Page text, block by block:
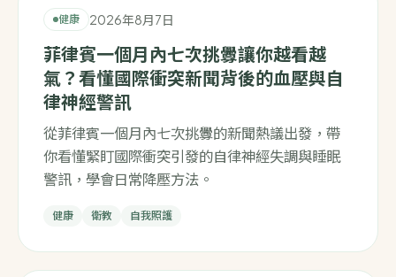
健康 2026年8月7日
菲律賓一個月內七次挑釁讓你越看越
氣？看懂國際衝突新聞背後的血壓與自
律神經警訊
從菲律賓一個月內七次挑釁的新聞熱議出發，帶
你看懂緊盯國際衝突引發的自律神經失調與睡眠
警訊，學會日常降壓方法。
健康 衛教 自我照護